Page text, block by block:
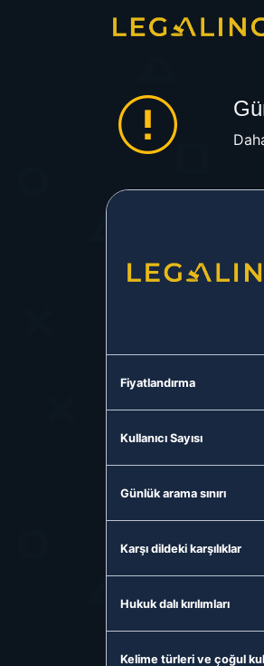
Fiyatlandırma
Kullanıcı Sayısı
Günlük arama sınırı
Karşı dildeki karşılıklar
Hukuk dalı kırılımları
Kelime türleri ve çoğul